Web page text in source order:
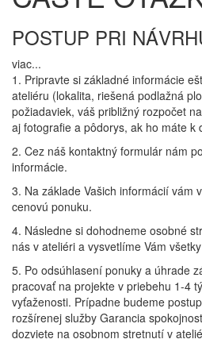
POSTUP PRI
viac...
1. Pripravte si základné informácie
ateliéru (lokalita, riešená podlažná
požiadaviek, váš približný rozpočet
aj fotografie a pôdorys, ak ho máte k
2. Cez náš kontaktný formulár nám
informácie.
3. Na základe Vašich informácií vám
cenovú ponuku.
4. Následne si dohodneme osobné
nás v ateliéri a vysvetlíme Vám
5. Po odsúhlasení ponuky a úhrade
pracovať na projekte v priebehu 1-4
vyťaženosti. Prípadne budeme
rozšírenej služby Garancia
dozviete na osobnom stretnutí v